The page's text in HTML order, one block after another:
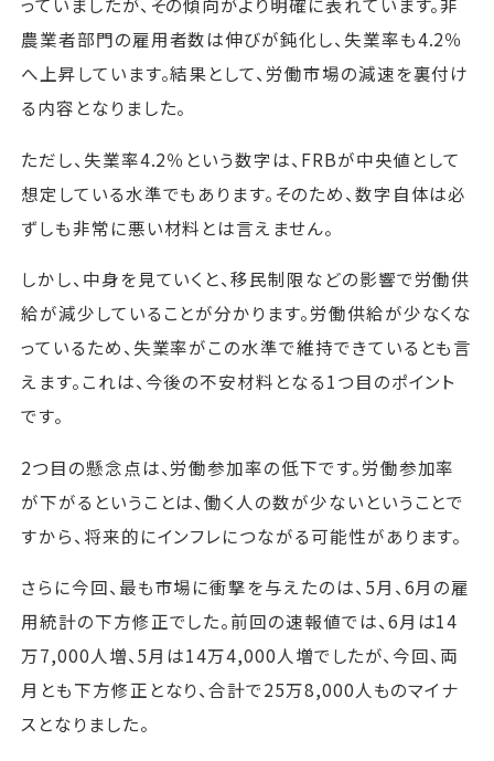
農業者部門の雇用者数は伸びが鈍化し、失業率も4.2％
へ上昇しています。結果として、労働市場の減速を裏付け
る内容となりました。
ただし、失業率4.2％という数字は、FRBが中央値として
想定している水準でもあります。そのため、数字自体は必
ずしも非常に悪い材料とは言えません。
しかし、中身を見ていくと、移民制限などの影響で労働供
給が減少していることが分かります。労働供給が少なくな
っているため、失業率がこの水準で維持できているとも言
えます。これは、今後の不安材料となる1つ目のポイント
です。
2つ目の懸念点は、労働参加率の低下です。労働参加率
が下がるということは、働く人の数が少ないということで
すから、将来的にインフレにつながる可能性があります。
さらに今回、最も市場に衝撃を与えたのは、5月、6月の雇
用統計の下方修正でした。前回の速報値では、6月は14
万7,000人増、5月は14万4,000人増でしたが、今回、両
月とも下方修正となり、合計で25万8,000人ものマイナ
スとなりました。